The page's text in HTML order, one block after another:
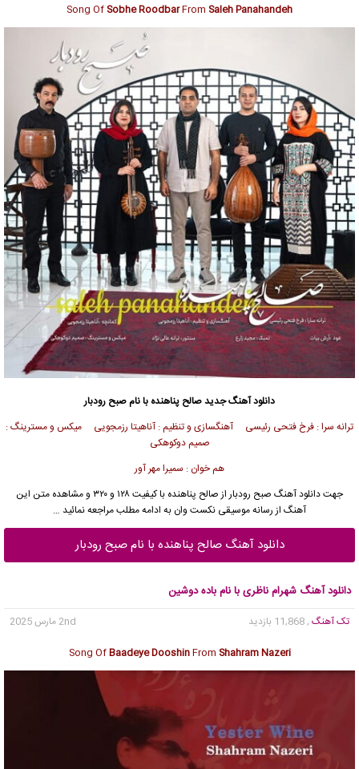
Song Of Sobhe RoodbarFrom Saleh Panahandeh
دانلود آهنگ جدیدصالح پناهنده با نام صبح رودبار
ترانه سرا : فرخ فتحی رئیسی آهنگسازی و تنظیم : آناهیتا رزمجویی میکس و مسترینگ :
صمیم دوکوهکی
هم خوان : سمیرا مهر آور
جهتدانلود آهنگ صبح رودبار از صالح پناهنده
با کیفیت ۱۲۸ و ۳۲۰ و مشاهده متن این
آهنگ از رسانه موسیقی نکست وان به ادامه مطلب مراجعه نمائید …
دانلود آهنگ صالح پناهنده با نام صبح رودبار
دانلود آهنگ شهرام ناظری با نام باده دوشین
تک آهنگ , 11,868 بازدید
2nd مارس 2025
Song OfBaadeye DooshinFrom Shahram Nazeri